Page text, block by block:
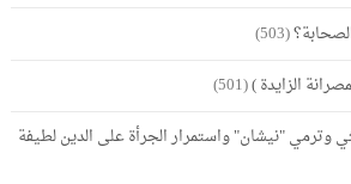
(503)
الزايدة )(501)
"نيشان" واستمرار الجرأة على الدين لطيفة